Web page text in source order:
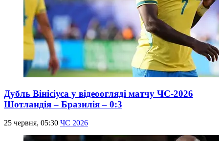
Дубль Вінісіуса у відеоогляді матчу ЧС-2026
Шотландія – Бразилія – 0:3
25 червня, 05:30 ЧС 2026